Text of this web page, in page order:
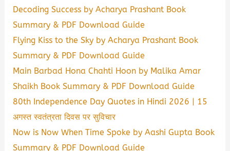
Decoding Success by Acharya Prashant Book
Summary & PDF Download Guide
Flying Kiss to the Sky by Acharya Prashant Book
Summary & PDF Download Guide
Main Barbad Hona Chahti Hoon by Malika Amar
Shaikh Book Summary & PDF Download Guide
80th Independence Day Quotes in Hindi 2026 | 15
अगस्त स्वतंत्रता दिवस पर सुविचार
Now is Now When Time Spoke by Aashi Gupta Book
Summary & PDF Download Guide